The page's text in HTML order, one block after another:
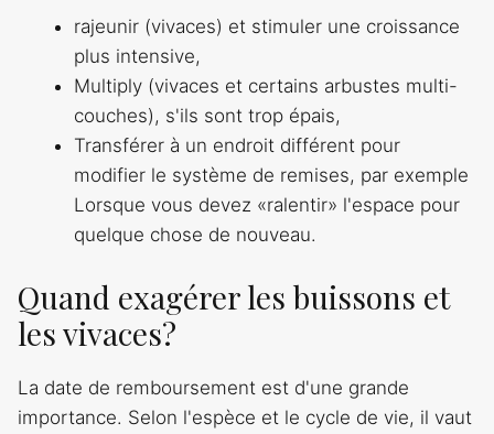
rajeunir (vivaces) et stimuler une croissance
plus intensive,
Multiply (vivaces et certains arbustes multi-
couches), s'ils sont trop épais,
Transférer à un endroit différent pour
modifier le système de remises, par exemple
Lorsque vous devez «ralentir» l'espace pour
quelque chose de nouveau.
Quand exagérer les buissons et
les vivaces?
La date de remboursement est d'une grande
importance. Selon l'espèce et le cycle de vie, il vaut